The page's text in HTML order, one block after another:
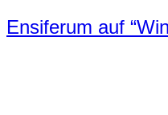
Ensiferum auf